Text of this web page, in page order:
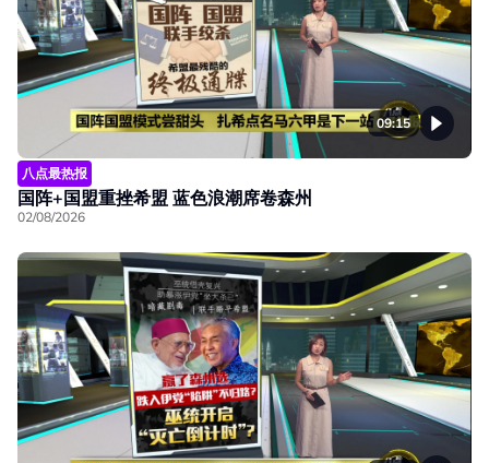
09:15
八点最热报
国阵+国盟重挫希盟 蓝色浪潮席卷森州
02/08/2026